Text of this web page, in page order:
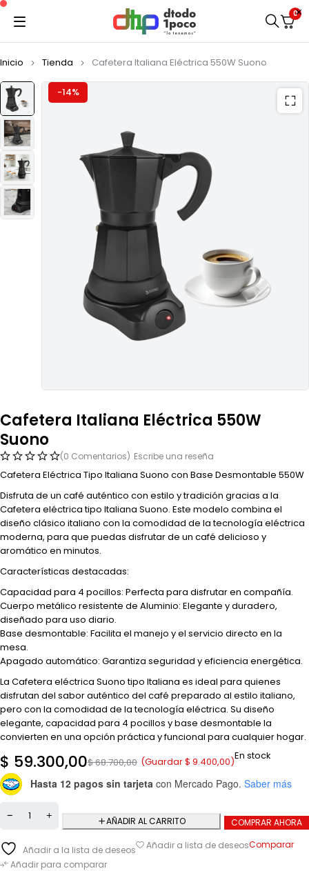
0
Inicio Tienda Cafetera Italiana Eléctrica 550W Suono
-14%
Cafetera Italiana Eléctrica 550W
Suono
(0 Comentarios) Escribe una reseña
Cafetera Eléctrica Tipo Italiana Suono con Base Desmontable 550W
Disfruta de un café auténtico con estilo y tradición gracias a la
Cafetera eléctrica tipo Italiana Suono. Este modelo combina el
diseño clásico italiano con la comodidad de la tecnología eléctrica
moderna, para que puedas disfrutar de un café delicioso y
aromático en minutos.
Características destacadas:
Capacidad para 4 pocillos: Perfecta para disfrutar en compañía.
Cuerpo metálico resistente de Aluminio: Elegante y duradero,
diseñado para uso diario.
Base desmontable: Facilita el manejo y el servicio directo en la
mesa.
Apagado automático: Garantiza seguridad y eficiencia energética.
La Cafetera eléctrica Suono tipo Italiana es ideal para quienes
disfrutan del sabor auténtico del café preparado al estilo italiano,
pero con la comodidad de la tecnología eléctrica. Su diseño
elegante, capacidad para 4 pocillos y base desmontable la
convierten en una opción práctica y funcional para cualquier hogar.
$68.700,00
$ 59.300,00 (Guardar$ 9.400,00)En stock
Hasta 12 pagos sin tarjeta con Mercado Pago. Saber más
AÑADIR AL CARRITO COMPRAR AHORA
Añadir a la lista de deseos Añadir a lista de deseosComparar
Añadir para comparar